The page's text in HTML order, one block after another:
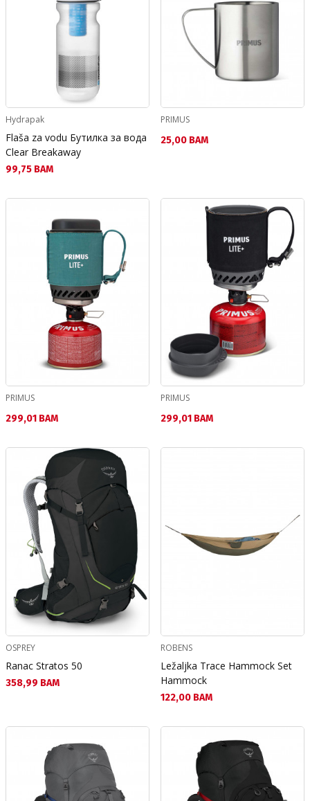
Hydrapak
Flaša za vodu Бутилка за вода
Clear Breakaway
Текуща цена:
99,75 BAM
PRIMUS
Текуща цена:
25,00 BAM
PRIMUS
Текуща цена:
299,01 BAM
PRIMUS
Текуща цена:
299,01 BAM
OSPREY
Ranac Stratos 50
Текуща цена:
358,99 BAM
ROBENS
Ležaljka Trace Hammock Set
Hammock
Текуща цена:
122,00 BAM